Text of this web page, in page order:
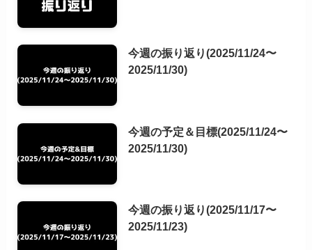
今週の振り返り(2025/11/24〜
2025/11/30)
今週の予定＆目標(2025/11/24〜
2025/11/30)
今週の振り返り(2025/11/17〜
2025/11/23)